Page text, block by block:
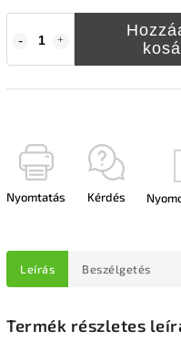
Nyomtatás Kérdés
Leírás Beszélgetés
Termék részletes